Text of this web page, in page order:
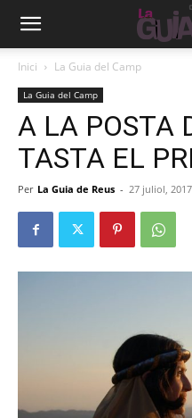
Inici La Guia del Camp
La Guia del Camp
A LA POSTA
TASTA EL
Per La Guia de Reus - 27 juliol, 2017